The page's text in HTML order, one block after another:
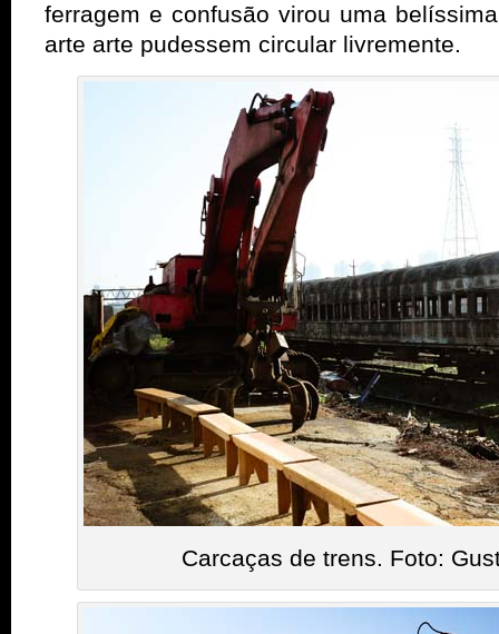
ferragem e confusão virou uma
arte arte pudessem circular livremente.
Carcaças de trens. Foto: